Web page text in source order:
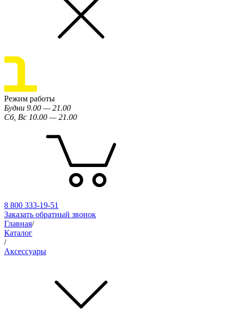
Режим работы
Будни 9.00 — 21.00
Сб, Вс 10.00 — 21.00
8 800 333-19-51
Заказать обратный звонок
Главная/
Каталог
/
Аксессуары